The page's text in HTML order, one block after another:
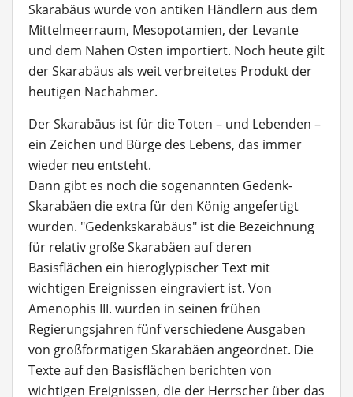
Skarabäus wurde von antiken Händlern aus dem
Mittelmeerraum, Mesopotamien, der Levante
und dem Nahen Osten importiert. Noch heute gilt
der Skarabäus als weit verbreitetes Produkt der
heutigen Nachahmer.
Der Skarabäus ist für die Toten – und Lebenden –
ein Zeichen und Bürge des Lebens, das immer
wieder neu entsteht.
Dann gibt es noch die sogenannten Gedenk-
Skarabäen die extra für den König angefertigt
wurden. "Gedenkskarabäus" ist die Bezeichnung
für relativ große Skarabäen auf deren
Basisflächen ein hieroglypischer Text mit
wichtigen Ereignissen eingraviert ist. Von
Amenophis III. wurden in seinen frühen
Regierungsjahren fünf verschiedene Ausgaben
von großformatigen Skarabäen angeordnet. Die
Texte auf den Basisflächen berichten von
wichtigen Ereignissen, die der Herrscher über das